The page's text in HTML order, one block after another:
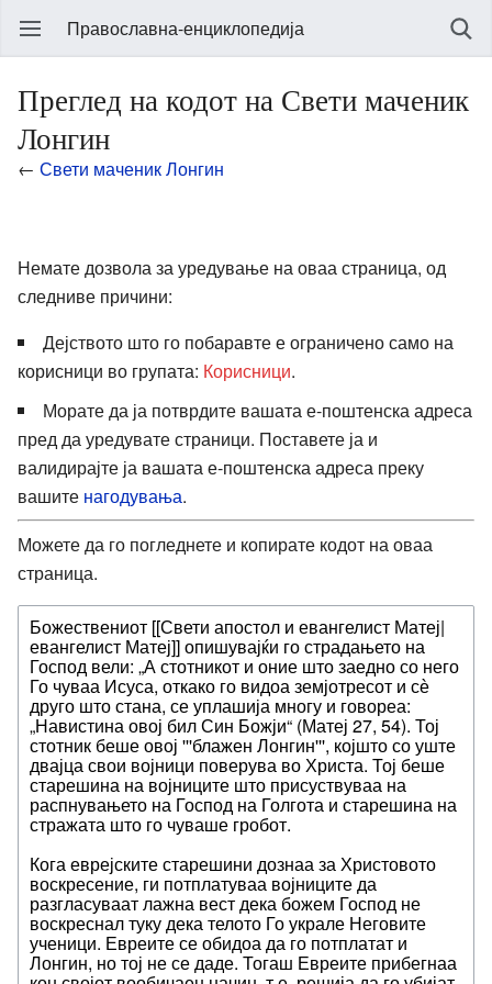
Православна-енциклопедија
Преглед на кодот на Свети маченик
Лонгин
← Свети маченик Лонгин
Немате дозвола за уредување на оваа страница, од
следниве причини:
Дејството што го побаравте е ограничено само на
корисници во групата: Корисници.
Морате да ја потврдите вашата е-поштенска адреса
пред да уредувате страници. Поставете ја и
валидирајте ја вашата е-поштенска адреса преку
вашите нагодувања.
Можете да го погледнете и копирате кодот на оваа
страница.